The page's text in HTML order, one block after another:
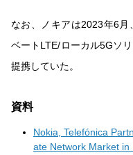
なお、ノキアは2023年6
ベートLTE/ローカル5Gソ
提携していた。
資料
Nokia, Telefónica
ate Network Market in